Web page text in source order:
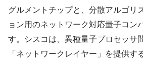
グルメントチップと、分散アルゴリ
ョン用のネットワーク対応量子コン
す。シスコは、異種量子プロセッサ
「ネットワークレイヤー」を提供す